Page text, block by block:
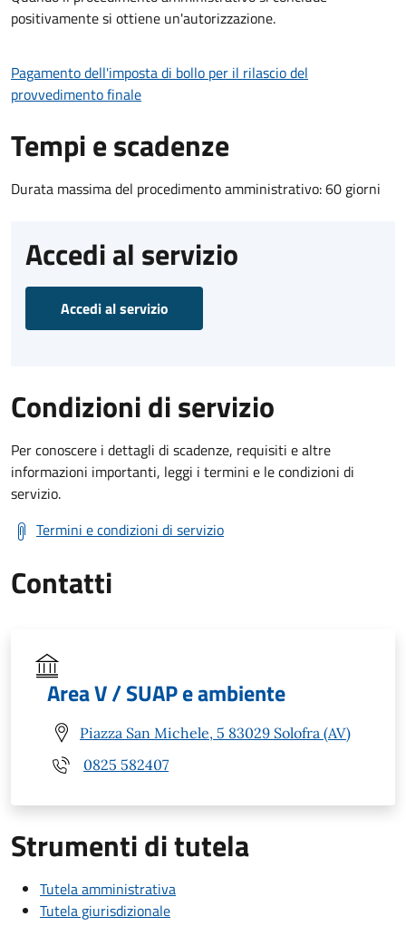
positivamente si ottiene un'autorizzazione.
Pagamento dell'imposta di bollo per il rilascio del
provvedimento finale
Tempi e scadenze
Durata massima del procedimento amministrativo: 60 giorni
Accedi al servizio
Accedi al servizio
Condizioni di servizio
Per conoscere i dettagli di scadenze, requisiti e altre
informazioni importanti, leggi i termini e le condizioni di
servizio.
Termini e condizioni di servizio
Contatti
Area V / SUAP e ambiente
Piazza San Michele, 5 83029 Solofra (AV)
0825 582407
Strumenti di tutela
Tutela amministrativa
Tutela giurisdizionale